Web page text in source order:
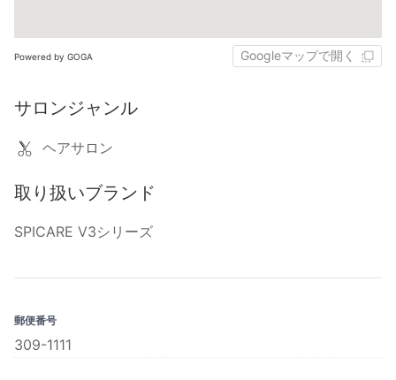
Powered by GOGA Googleマップで開く
サロンジャンル
ヘアサロン
取り扱いブランド
SPICARE V3シリーズ
郵便番号
309-1111